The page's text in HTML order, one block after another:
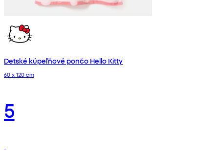
Detské kúpeľňové pončo Hello Kitty
60 x 120 cm
5